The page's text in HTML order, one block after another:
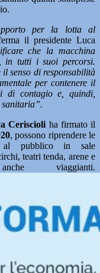
per la lotta al
il presidente Luca
che la macchina
in tutti i suoi percorsi.
senso di responsabilità
per contenere il
di contagio e, quindi,
sanitaria”.
Ceriscioli ha firmato il
, possono riprendere le
al pubblico in sale
teatri tenda, arene e
viaggianti.